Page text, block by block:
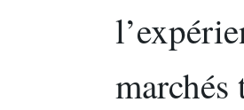
marchés